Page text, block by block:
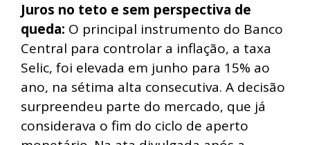
Juros no teto e sem perspectiva de
queda: O principal instrumento do Banco
Central para controlar a inflação, a taxa
Selic, foi elevada em junho para 15% ao
ano, na sétima alta consecutiva. A decisão
surpreendeu parte do mercado, que já
considerava o fim do ciclo de aperto